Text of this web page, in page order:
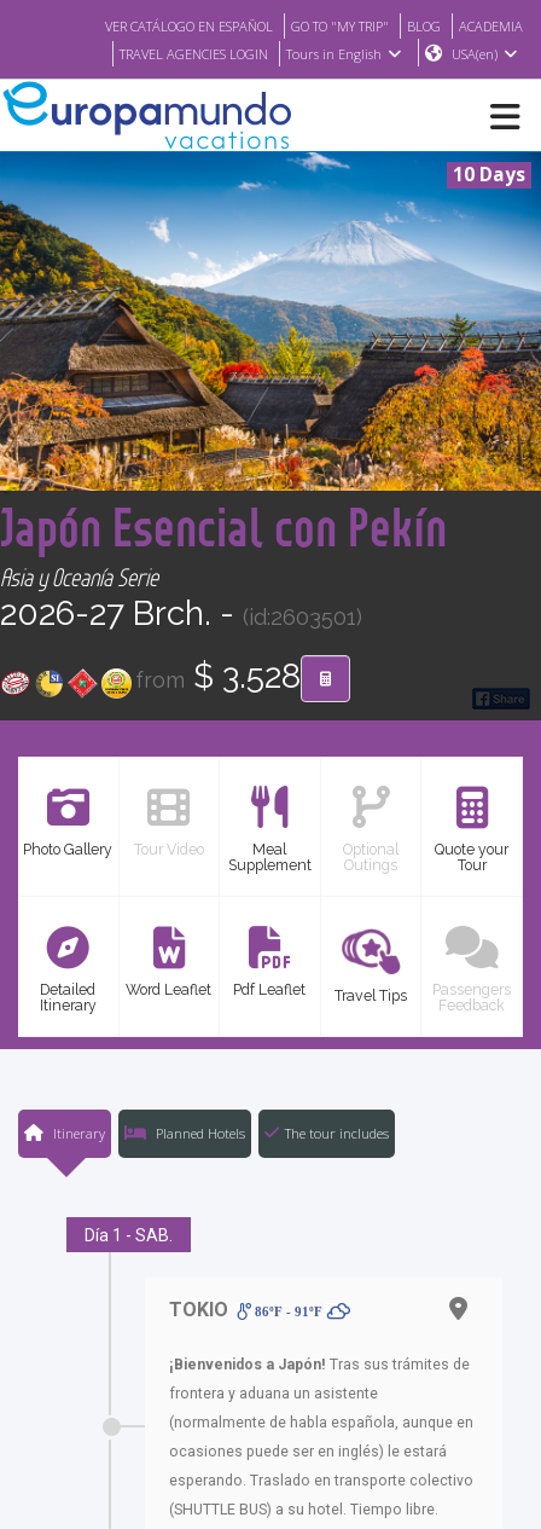
VER CATÁLOGO EN ESPAÑOL GO TO "MY TRIP" BLOG
ACADEMIA
TRAVEL AGENCIES LOGIN
Tours in English USA(en)
NEW
BROCHURE PDF
WHERE TO BUY
FEATURED
ABOUT US
Find your Tour
10 Days
<
Japón Esencial con Pekín
Asia y Oceanía Serie
2026-27 Brch. - (id:2603501)
from $ 3.528
Photo Gallery Tour Video
Meal
Supplement
Optional
Outings
Quote your
Tour
Detailed
Itinerary
Word Leaflet Pdf Leaflet Travel Tips
Passengers
Feedback
Itinerary Planned Hotels The tour includes
Día 1 - SAB.
TOKIO 86ºF - 91ºF
¡Bienvenidos a Japón! Tras sus trámites de
frontera y aduana un asistente
(normalmente de habla española, aunque en
ocasiones puede ser en inglés) le estará
esperando. Traslado en transporte colectivo
(SHUTTLE BUS) a su hotel. Tiempo libre.